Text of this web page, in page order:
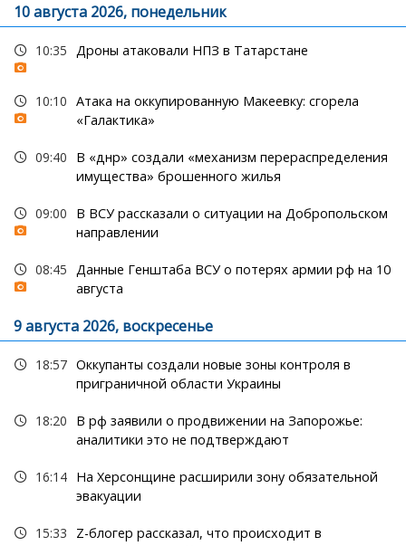
10 августа 2026, понедельник
10:35 Дроны атаковали НПЗ в Татарстане
10:10 Атака на оккупированную Макеевку: сгорела
«Галактика»
09:40
В «днр» создали «механизм перераспределения
имущества» брошенного жилья
09:00
В ВСУ рассказали о ситуации на Добропольском
направлении
08:45
Данные Генштаба ВСУ о потерях армии рф на 10
августа
9 августа 2026, воскресенье
18:57 Оккупанты создали новые зоны контроля в
приграничной области Украины
18:20
В рф заявили о продвижении на Запорожье:
аналитики это не подтверждают
16:14 На Херсонщине расширили зону обязательной
эвакуации
15:33
Z-блогер рассказал, что происходит в